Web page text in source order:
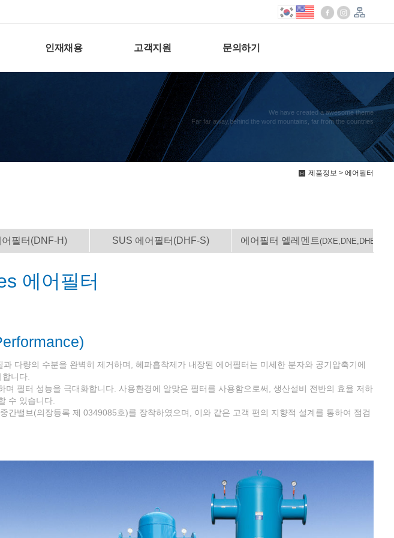
인재채용 고객지원 문의하기
We have created a awesome theme
Far far away,behind the word mountains, far from the countries
제품정보 > 에어필터
어필터(DNF-H) SUS 에어필터(DHF-S) 에어필터 엘레멘트(DXE,DNE,DHE)
에어필터
다량의 수분을 완벽히 제거하며, 헤파흡착제가 내장된 에어필터는 미세한 분자와 공기압축기에
니다.
며 필터 성능을 극대화합니다. 사용환경에 알맞은 필터를 사용함으로써, 생산설비 전반의 효율 저하
수 있습니다.
간밸브(의장등록 제 0349085호)를 장착하였으며, 이와 같은 고객 편의 지향적 설계를 통하여 점검